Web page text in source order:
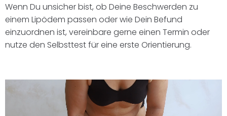
Wenn Du unsicher bist, ob Deine Beschwerden zu
einem Lipödem passen oder wie Dein Befund
einzuordnen ist, vereinbare gerne einen Termin oder
nutze den Selbsttest für eine erste Orientierung.